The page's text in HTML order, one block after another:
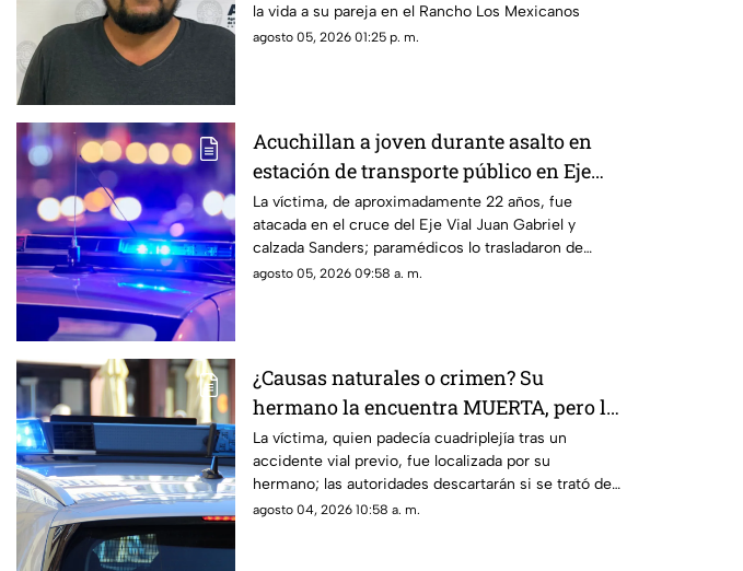
la vida a su pareja en el Rancho Los Mexicanos
agosto 05, 2026 01:25 p. m.
Acuchillan a joven durante asalto en
estación de transporte público en Eje
Vial
La víctima, de aproximadamente 22 años, fue
atacada en el cruce del Eje Vial Juan Gabriel y
calzada Sanders; paramédicos lo trasladaron de
emergencia a un hospital
agosto 05, 2026 09:58 a. m.
¿Causas naturales o crimen? Su
hermano la encuentra MUERTA, pero la
postura de su cuerpo desata sospechas
La víctima, quien padecía cuadriplejía tras un
accidente vial previo, fue localizada por su
hermano; las autoridades descartarán si se trató de
una causa natural o un hecho delictivo
agosto 04, 2026 10:58 a. m.